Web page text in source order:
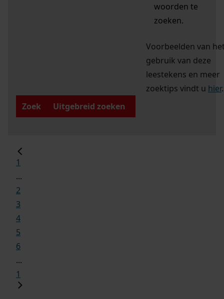
woorden te
zoeken.
Voorbeelden van
gebruik van deze
leestekens en meer
zoektips vindt u hier.
Zoek
Uitgebreid zoeken
1
...
2
3
4
5
6
...
1